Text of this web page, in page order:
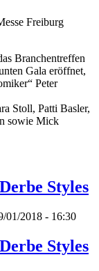
Freiburg
Branchentreffen
Gala eröffnet,
Peter
Stoll, Patti Basler,
sowie Mick
Styles
01/2018 - 16:30
Styles